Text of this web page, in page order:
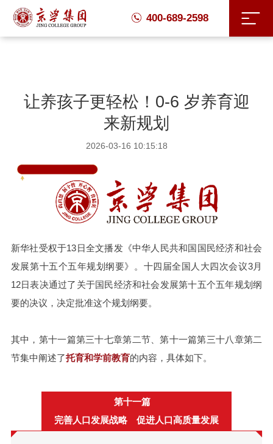
400-689-2598
让养孩子更轻松！0-6 岁养育迎
来新规划
2026-03-16 10:15:18
新华社受权于13日全文播发《中华人民共和国国民经济和社会
发展第十五个五年规划纲要》。十四届全国人大四次会议3月
12日表决通过了关于国民经济和社会发展第十五个五年规划纲
要的决议，决定批准这个规划纲要。
其中，第十一篇第三十七章第二节、第十一篇第三十八章第二
节集中阐述了托育和学前教育的内容，具体如下。
第十一篇
完善人口发展战略 促进人口高质量发展